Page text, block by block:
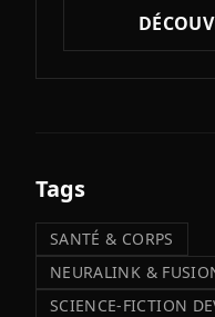
Tags
SANTÉ & CORPS
NEURALINK &
SCIENCE-FICTION